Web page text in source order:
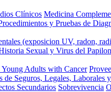
Clínicos Medicina
y Pruebas de
(exposicion UV, radon,
Sexual y Virus del
Adults with Cancer
de Seguros, Legales, Laborales
Secundarios Sobrevivencia